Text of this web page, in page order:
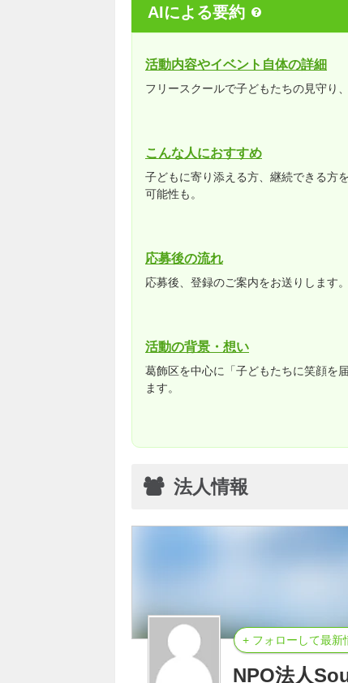
AIによる要約
活動内容やイベント自体の詳細
フリースクールで子どもたちの見守り
こんな人におすすめ
子どもに寄り添える方、継続できる方
可能性も。
応募後の流れ
応募後、登録のご案内をお送りします
活動の背景・想い
葛飾区を中心に「子どもたちに笑顔を
ます。
法人情報
+ フォローして最新
NPO法人